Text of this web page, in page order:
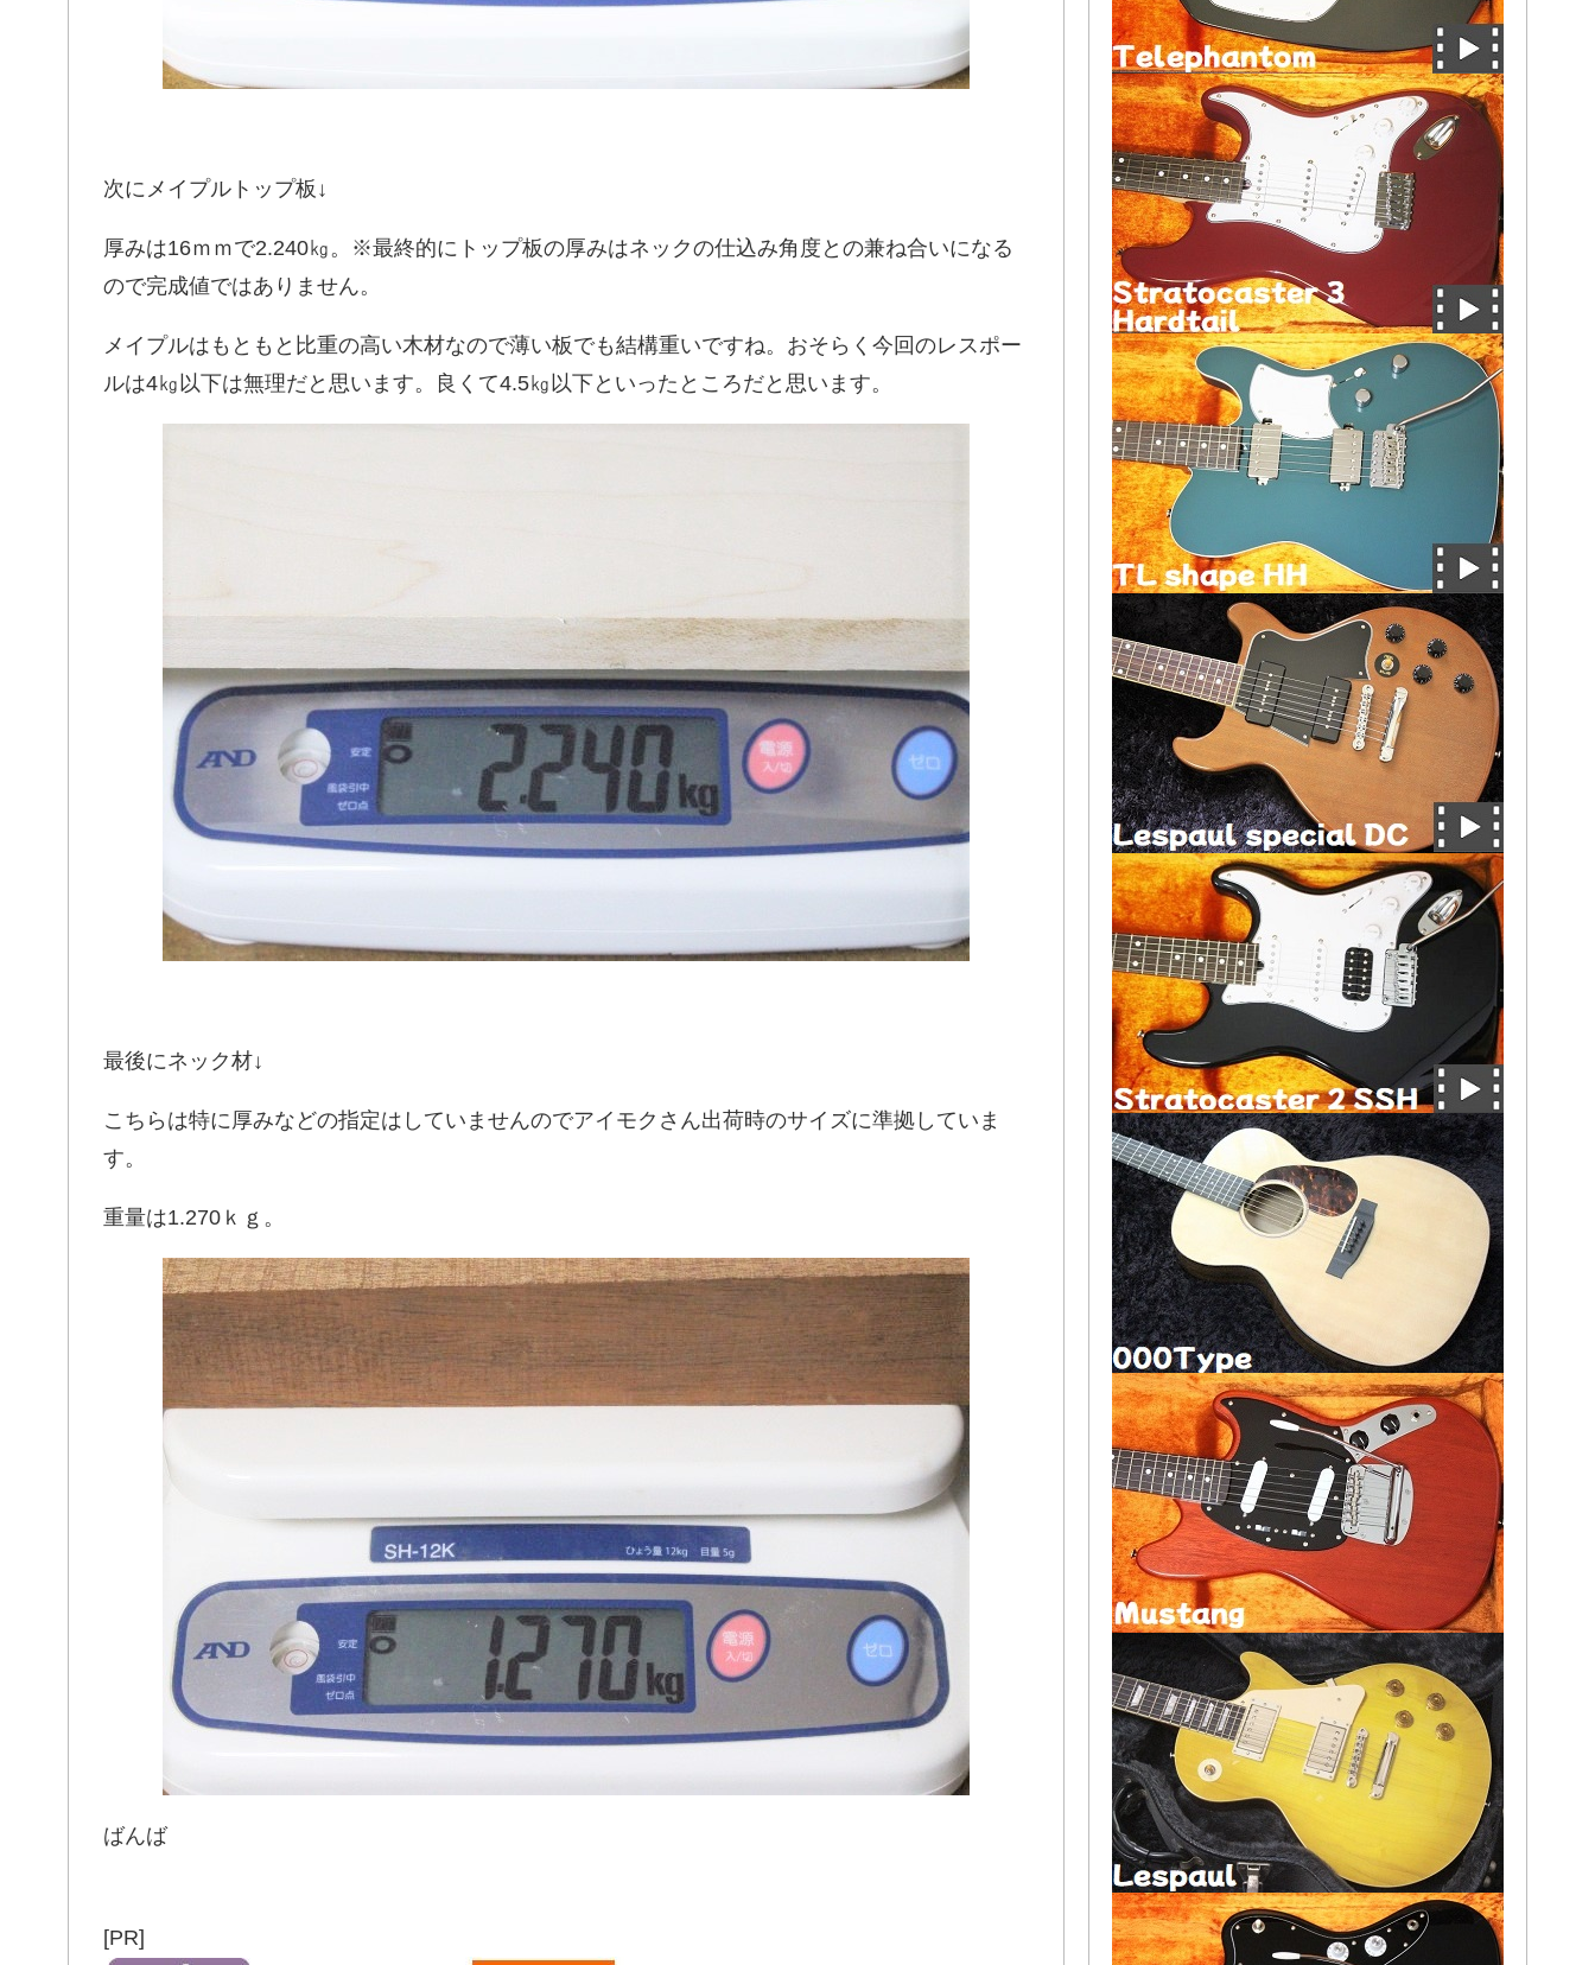
次にメイプルトップ板↓
厚みは16ｍｍで2.240㎏。※最終的にトップ板の厚みはネックの仕込み角度との兼ね合いになる
ので完成値ではありません。
メイプルはもともと比重の高い木材なので薄い板でも結構重いですね。おそらく今回のレスポー
ルは4㎏以下は無理だと思います。良くて4.5㎏以下といったところだと思います。
最後にネック材↓
こちらは特に厚みなどの指定はしていませんのでアイモクさん出荷時のサイズに準拠していま
す。
重量は1.270ｋｇ。
ばんば
[PR]